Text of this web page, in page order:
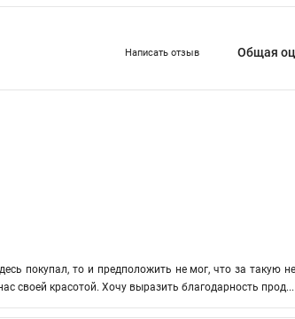
Написать отзыв Общая
покупал, то и предположить не мог, что за такую
своей красотой. Хочу выразить благодарность прод...